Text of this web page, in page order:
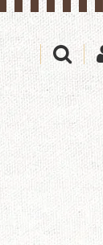
の商品数:0種類、